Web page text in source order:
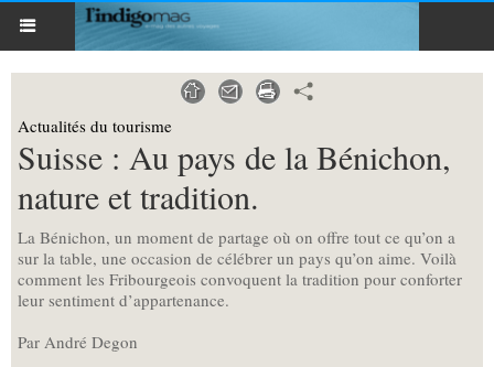
Actualités du tourisme
Suisse : Au pays de la Bénichon,
nature et tradition.
La Bénichon, un moment de partage où on offre tout ce qu’on a
sur la table, une occasion de célébrer un pays qu’on aime. Voilà
comment les Fribourgeois convoquent la tradition pour conforter
leur sentiment d’appartenance.
Par André Degon